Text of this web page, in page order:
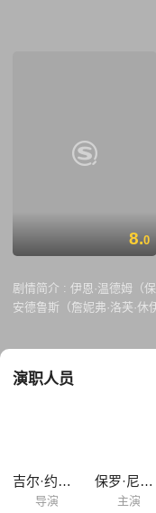
8.0
剧情简介 : 伊恩·温德姆（
安德鲁斯（詹妮弗·洛芙·
的情侣一样，每天忙着自
peter在次日清晨醒来发现
演职人员
吉尔·约格尔
导演
保罗·尼科尔斯
主演